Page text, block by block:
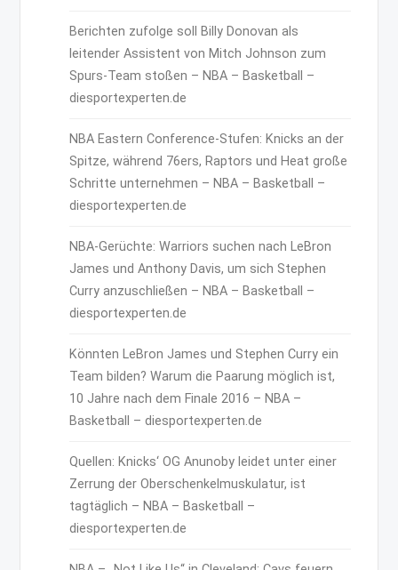
Berichten zufolge soll Billy Donovan als
leitender Assistent von Mitch Johnson zum
Spurs-Team stoßen – NBA – Basketball –
diesportexperten.de
NBA Eastern Conference-Stufen: Knicks an der
Spitze, während 76ers, Raptors und Heat große
Schritte unternehmen – NBA – Basketball –
diesportexperten.de
NBA-Gerüchte: Warriors suchen nach LeBron
James und Anthony Davis, um sich Stephen
Curry anzuschließen – NBA – Basketball –
diesportexperten.de
Könnten LeBron James und Stephen Curry ein
Team bilden? Warum die Paarung möglich ist,
10 Jahre nach dem Finale 2016 – NBA –
Basketball – diesportexperten.de
Quellen: Knicks‘ OG Anunoby leidet unter einer
Zerrung der Oberschenkelmuskulatur, ist
tagtäglich – NBA – Basketball –
diesportexperten.de